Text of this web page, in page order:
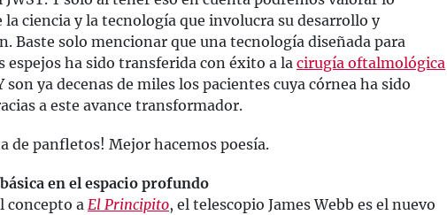
la ciencia y la tecnología que involucra su desarrollo y
Baste solo mencionar que una tecnología diseñada para
espejos ha sido transferida con éxito a la cirugía oftalmológica
son ya decenas de miles los pacientes cuya córnea ha sido
a este avance transformador.
de panfletos! Mejor hacemos poesía.
en el espacio profundo
concepto a El Principito, el telescopio James Webb es el nuevo